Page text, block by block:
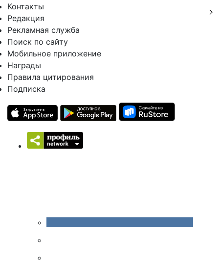
Контакты
Редакция
Рекламная служба
Поиск по сайту
Мобильное приложение
Награды
Правила цитирования
Подписка